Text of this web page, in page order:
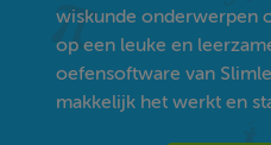
wiskunde onderwerpen
op een leuke en
oefensoftware van
makkelijk het werkt en